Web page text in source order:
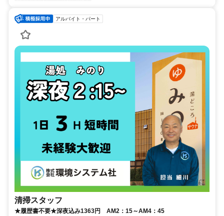
アルバイト・パート
清掃スタッフ
★履歴書不要★深夜込み1363円 AM2：15～AM4：45